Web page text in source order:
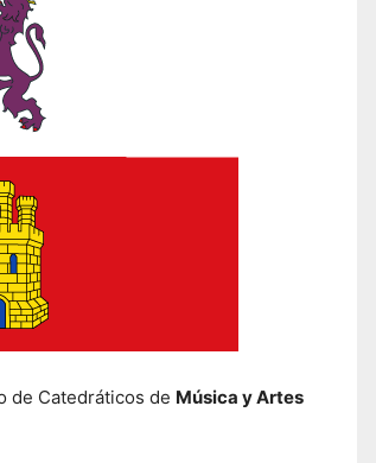
de Catedráticos de Música y Artes